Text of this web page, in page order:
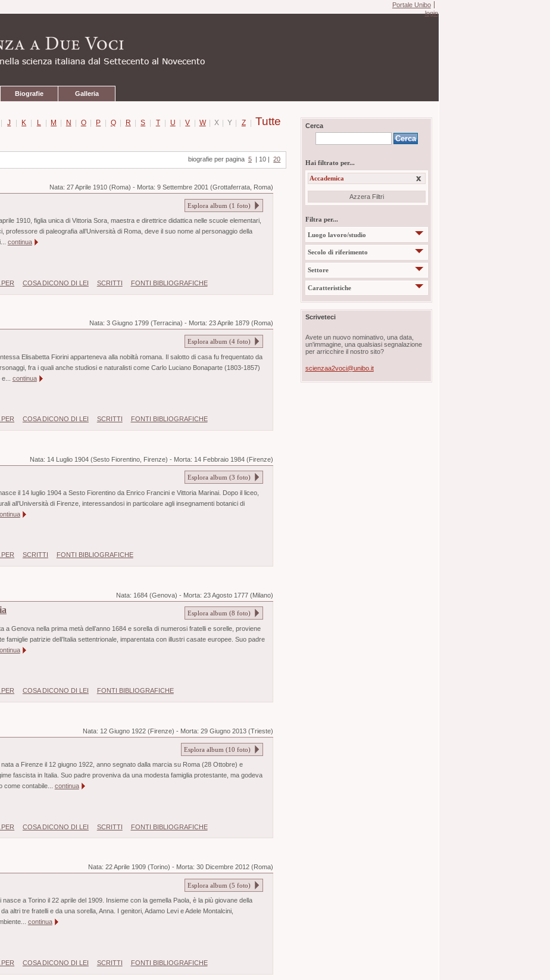
Portale Unibo
login
Biografie Galleria
| J | K | L | M | N | O | P | Q | R | S | T | U | V | W | X | Y | Z | Tutte
biografie per pagina 5 10 20
Nata:27 Aprile 1910 (Roma) - Morta:9 Settembre 2001 (Grottaferrata, Roma)
Esplora album (1 foto)
1910, figlia unica di Vittoria Sora, maestra e direttrice didattica nelle scuole elementari,
professore di paleografia all’Università di Roma, deve il suo nome al personaggio della
continua
PER COSA DICONO DI LEI SCRITTI FONTI BIBLIOGRAFICHE
Nata:3 Giugno 1799 (Terracina) - Morta:23 Aprile 1879 (Roma)
Esplora album (4 foto)
Elisabetta Fiorini apparteneva alla nobiltà romana. Il salotto di casa fu frequentato da
fra i quali anche studiosi e naturalisti come Carlo Luciano Bonaparte (1803-1857)
continua
PER COSA DICONO DI LEI SCRITTI FONTI BIBLIOGRAFICHE
Nata: 14 Luglio 1904 (Sesto Fiorentino, Firenze) - Morta: 14 Febbraio 1984 (Firenze)
Esplora album (3 foto)
il 14 luglio 1904 a Sesto Fiorentino da Enrico Francini e Vittoria Marinai. Dopo il liceo,
all’Università di Firenze, interessandosi in particolare agli insegnamenti botanici di
PER SCRITTI FONTI BIBLIOGRAFICHE
Nata: 1684 (Genova) - Morta:23 Agosto 1777 (Milano)
Esplora album (8 foto)
a Genova nella prima metà dell’anno 1684 e sorella di numerosi fratelli e sorelle, proviene
famiglie patrizie dell’Italia settentrionale, imparentata con illustri casate europee. Suo padre
PER COSA DICONO DI LEI FONTI BIBLIOGRAFICHE
Nata: 12 Giugno 1922 (Firenze) - Morta:29 Giugno 2013 (Trieste)
Esplora album (10 foto)
a Firenze il 12 giugno 1922, anno segnato dalla marcia su Roma (28 Ottobre) e
fascista in Italia. Suo padre proveniva da una modesta famiglia protestante, ma godeva
come contabile... continua
PER COSA DICONO DI LEI SCRITTI FONTI BIBLIOGRAFICHE
Nata:22 Aprile 1909 (Torino) - Morta:30 Dicembre 2012 (Roma)
Esplora album (5 foto)
nasce a Torino il 22 aprile del 1909. Insieme con la gemella Paola, è la più giovane della
altri tre fratelli e da una sorella, Anna. I genitori, Adamo Levi e Adele Montalcini,
continua
PER COSA DICONO DI LEI SCRITTI FONTI BIBLIOGRAFICHE
Cerca
Hai filtrato per...
Accademica
Azzera Filtri
Filtra per...
Luogo lavoro/studio
Secolo di riferimento
Settore
Caratteristiche
Scriveteci
Avete un nuovo nominativo, una data,
un'immagine, una qualsiasi segnalazione
per arricchire il nostro sito?
scienzaa2voci@unibo.it